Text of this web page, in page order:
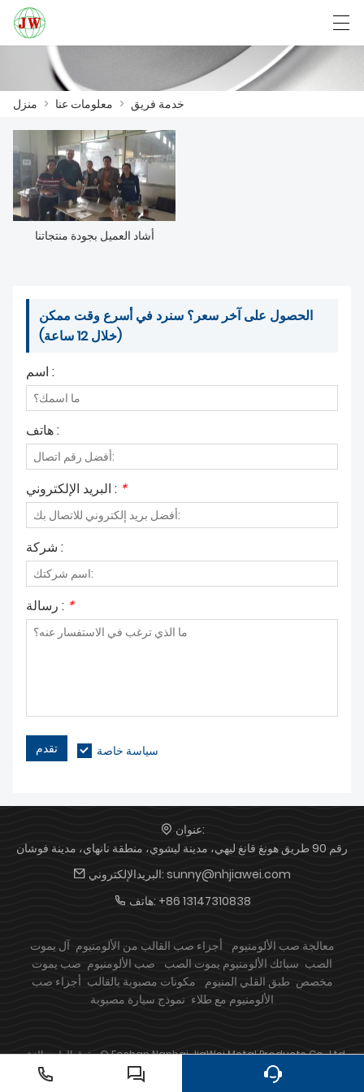
منزل
المنتجات
أخبار
مصنع العرض
الاتصال بنا
معلومات عنا
العربية Deutsch English
منزل > معلومات عنا > خدمة فريق
أشاد العميل بجودة منتجاتنا
الحصول على آخر سعر؟ سنرد في أسرع وقت ممكن
(خلال 12 ساعة)
اسم :
هاتف :
البريد الإلكتروني : *
شركة :
رسالة : *
تقدم سياسة خاصة
عنوان:
رقم 90 طريق هونغ قانغ ليهي، مدينة ليشوي، منطقة نانهاي، مدينة فوشان
البريدالإلكتروني: sunny@nhjiawei.com
هاتف: +86 13147310838
معالجة صب الألومنيوم أجزاء صب القالب من الألومنيوم آل يموت
الصب سبائك الألومنيوم يموت الصب صب الألومنيوم صب يموت
مخصص طبق القلي المنيوم مكونات مصبوبة بالقالب أجزاء صب
الألومنيوم مع طلاء نموذج سيارة مصبوبة
حقوق الطبع والنشر © Foshan Nanhai JiaWei Metal Products Co., Ltd